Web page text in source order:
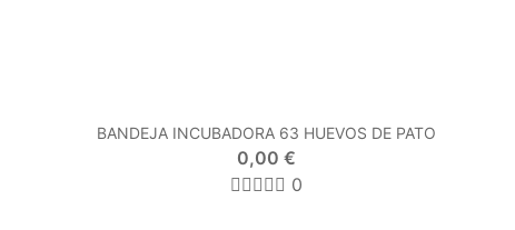
BANDEJA INCUBADORA 63 HUEVOS DE PATO
0,00 €
0